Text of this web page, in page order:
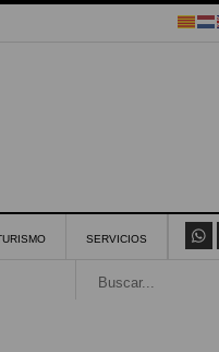
SERVICIOS